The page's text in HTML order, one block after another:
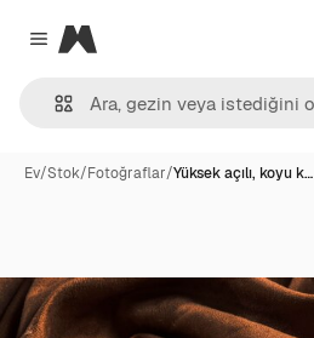
Close menu
Magnific
Ev/Stok/Fotoğraflar/Yüksek açılı, koyu k…